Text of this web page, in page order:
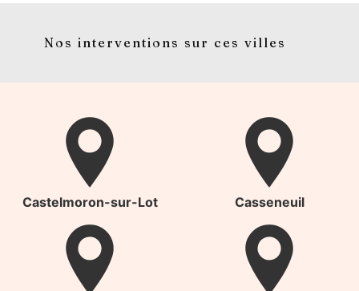
Nos interventions sur ces villes
Castelmoron-sur-Lot Casseneuil